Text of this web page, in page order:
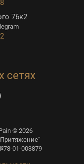
76к2
сетях
© 2026
01-003879